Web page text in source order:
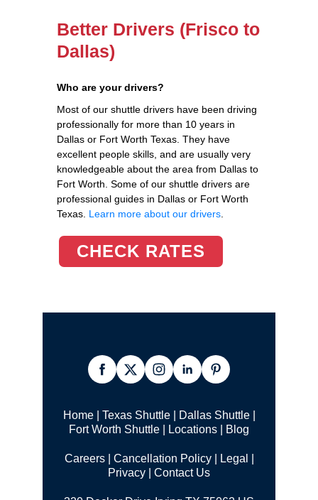
Better Drivers (Frisco to
Dallas)
Who are your drivers?
Most of our shuttle drivers have been driving
professionally for more than 10 years in
Dallas or Fort Worth Texas. They have
excellent people skills, and are usually very
knowledgeable about the area from Dallas to
Fort Worth. Some of our shuttle drivers are
professional guides in Dallas or Fort Worth
Texas. Learn more about our drivers
CHECK RATES
Home| Texas Shuttle| Dallas Shuttle|
Fort Worth Shuttle
Locations Blog
Careers| Cancellation Policy|
Legal |
Privacy
Contact Us